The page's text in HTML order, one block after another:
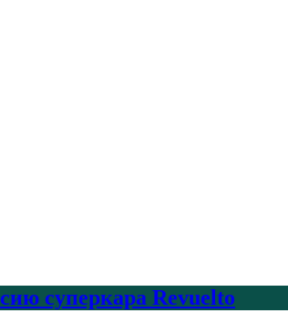
суперкара Revuelto